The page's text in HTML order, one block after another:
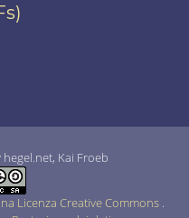
Kai Froeb
Licenza Creative Commons .